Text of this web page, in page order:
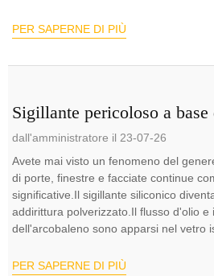
PER SAPERNE DI PIÙ
Sigillante pericoloso a
dall'amministratore il 23-07-26
Avete mai visto un fenomeno del
di porte, finestre e facciate continue
significative.Il sigillante siliconico
addirittura polverizzato.Il flusso d'olio e
dell'arcobaleno sono apparsi nel vetro
PER SAPERNE DI PIÙ